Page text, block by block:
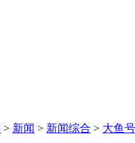
> 新闻 > 新闻综合 > 大鱼号